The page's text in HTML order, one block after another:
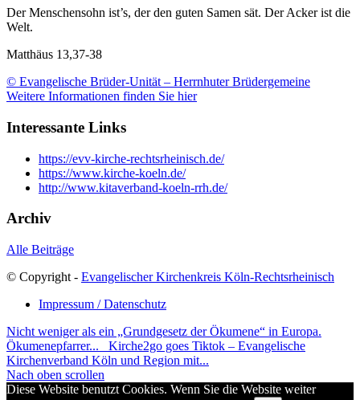
Der Menschensohn ist’s, der den guten Samen sät. Der Acker ist die
Welt.
Matthäus 13,37-38
© Evangelische Brüder-Unität – Herrnhuter Brüdergemeine
Weitere Informationen finden Sie hier
Interessante Links
https://evv-kirche-rechtsrheinisch.de/
https://www.kirche-koeln.de/
http://www.kitaverband-koeln-rrh.de/
Archiv
Alle Beiträge
© Copyright - Evangelischer Kirchenkreis Köln-Rechtsrheinisch
Impressum / Datenschutz
Nicht weniger als ein „Grundgesetz der Ökumene“ in Europa.
Ökumenepfarrer...
Kirche2go goes Tiktok – Evangelische
Kirchenverband Köln und Region mit...
Nach oben scrollen
Diese Website benutzt Cookies. Wenn Sie die Website weiter